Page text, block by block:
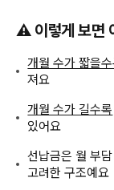
⚠️ 이렇게 보면
개월 수가 짧을
져요
개월 수가 길수록
있어요
선납금은 월 부
고려한 구조예요